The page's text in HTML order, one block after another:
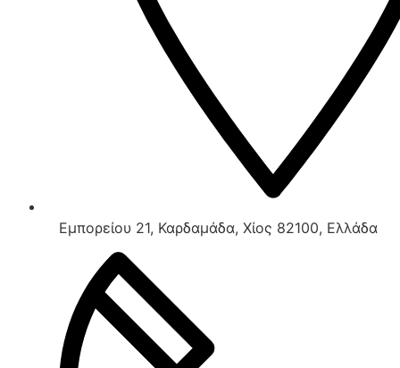
Εμπορείου 21, Καρδαμάδα, Χίος 82100, Ελλάδα